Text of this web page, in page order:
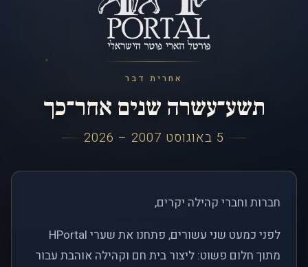
אחרית דבר
תשע־עשרה שנים אחר־כך
5 באוגוסט 2007 – 2026
חברות וחברי קהילה יקרים,
לפני כמעט שני עשורים, פתחנו את שערי HPortal
מתוך חלום פשוט: ליצור בית חם וקהילה אוהבת עבור